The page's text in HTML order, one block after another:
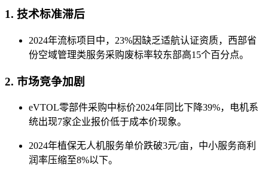
1. ‌技术标准滞后‌
2024年流标项目中，23%因缺乏适航认证资质，西部省
份空域管理类服务采购废标率较东部高15个百分点‌。
2. ‌市场竞争加剧‌
eVTOL零部件采购中标价2024年同比下降39%，电机系
统出现7家企业报价低于成本价现象‌。
2024年植保无人机服务单价跌破3元/亩，中小服务商利
润率压缩至8%以下‌。